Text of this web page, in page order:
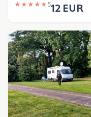
★ ★ ★ ★ ★512 EUR